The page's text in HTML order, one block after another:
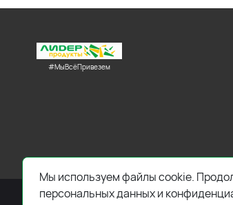
#МыВсёПривезем
Мы используем файлы cookie.
персональных данных и